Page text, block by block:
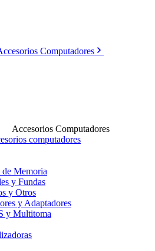
Computadores
Accesorios Computadores
computadores
Memoria
y Fundas
y Otros
y Adaptadores
y Multitoma